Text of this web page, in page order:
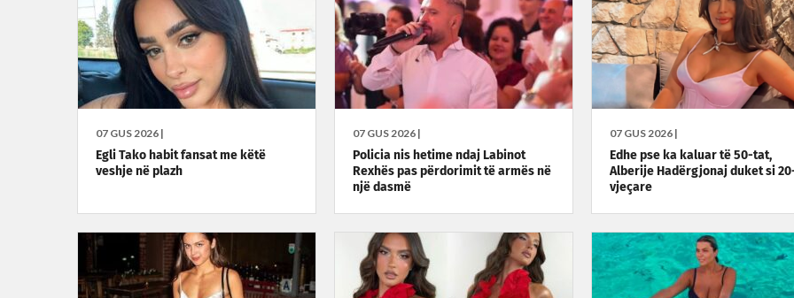
07 GUS 2026 |
Egli Tako habit fansat me këtë
veshje në plazh
07 GUS 2026 |
Policia nis hetime ndaj Labinot
Rexhës pas përdorimit të armës në
një dasmë
07 GUS 2026 |
Edhe pse ka kaluar të 50-tat,
Alberije Hadërgjonaj duket si
vjeçare